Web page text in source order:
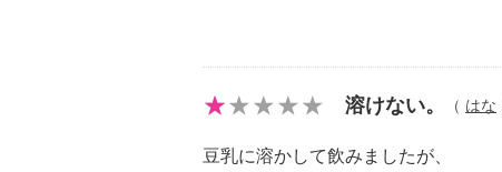
溶けない。 （ はな
豆乳に溶かして飲みましたが、